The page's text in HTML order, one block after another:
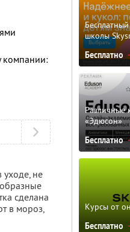
компании:
уходе, не
сделана
в мороз,
школы
Бесплатно
Различные
«Эдюсон»
Бесплатно
Курсы от
Бесплатно